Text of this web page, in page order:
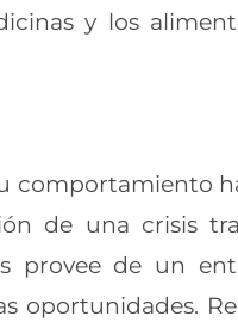
y los
comportamiento
de una crisis
provee de un
oportunidades.